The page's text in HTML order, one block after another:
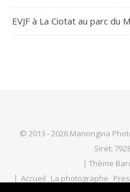
EVJF à La Ciotat au parc du
© 2013 - 2026 Manongvia
Siret:
| Thème
Accueil La photographe